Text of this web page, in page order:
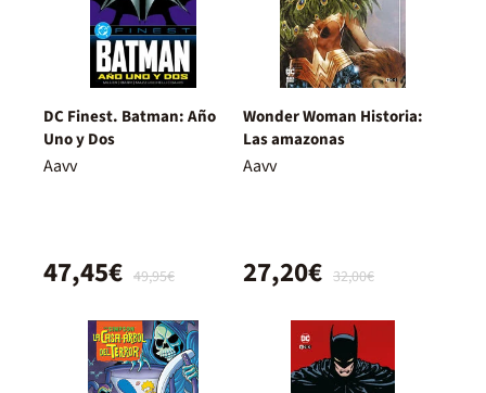
DC Finest. Batman: Año
Uno y Dos
Aavv
49,95€
47,45€
Wonder Woman Historia:
Las amazonas
Aavv
32,00€
27,20€